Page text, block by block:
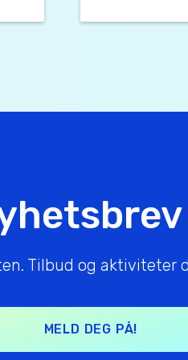
Tilbud og aktiviteter
MELD DEG PÅ!